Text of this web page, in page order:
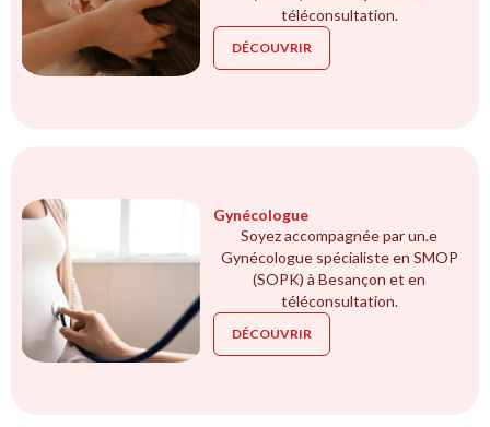
téléconsultation.
DÉCOUVRIR
Gynécologue
Soyez accompagnée par un.e
Gynécologue spécialiste en SMOP
(SOPK) à Besançon et en
téléconsultation.
DÉCOUVRIR